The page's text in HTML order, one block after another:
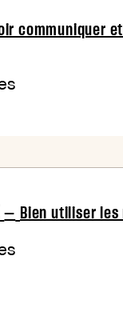
— Bien utiliser